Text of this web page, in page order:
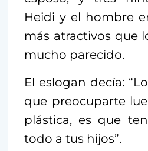
Heidi y el hombre
más atractivos que
mucho parecido.
El eslogan decía:
que preocuparte
plástica, es que
todo a tus hijos”.